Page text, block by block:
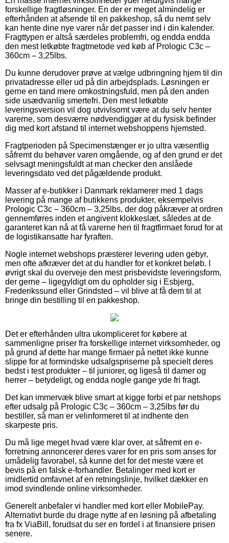
forskellige fragtløsninger. En der er meget almindelig er
efterhånden at afsende til en pakkeshop, så du nemt selv
kan hente dine nye varer når det passer ind i din kalender.
Fragttypen er altså særdeles problemfri, og endda endda
den mest letkøbte fragtmetode ved køb af Prologic C3c –
360cm – 3,25lbs.
Du kunne derudover prøve at vælge udbringning hjem til din
privatadresse eller ud på din arbejdsplads. Løsningen er
gerne en tand mere omkostningsfuld, men på den anden
side usædvanlig smertefri. Den mest letkøbte
leveringsversion vil dog utvivlsomt være at du selv henter
varerne, som desværre nødvendiggør at du fysisk befinder
dig med kort afstand til internet webshoppens hjemsted.
Fragtperioden på Specimenstænger er jo ultra væsentlig
såfremt du behøver varen omgående, og af den grund er det
selvsagt meningsfuldt at man checker den anslåede
leveringsdato ved det pågældende produkt.
Masser af e-butikker i Danmark reklamerer med 1 dags
levering på mange af butikkens produkter, eksempelvis
Prologic C3c – 360cm – 3,25lbs, der dog påkræver at ordren
gennemføres inden et angivent klokkeslæt, således at de
garanteret kan nå at få varerne hen til fragtfirmaet forud for at
de logistikansatte har fyraften.
Nogle internet webshops præsterer levering uden gebyr,
men ofte afkræver det at du handler for et konkret beløb. I
øvrigt skal du overveje den mest prisbevidste leveringsform,
der gerne – ligegyldigt om du opholder sig i Esbjerg,
Frederikssund eller Grindsted – vil blive at få dem til at
bringe din bestilling til en pakkeshop.
Det er efterhånden ultra ukompliceret for købere at
sammenligne priser fra forskellige internet virksomheder, og
på grund af dette har mange firmaer på nettet ikke kunne
slippe for at formindske udsalgspriserne på specielt deres
bedst i test produkter – til juniorer, og ligeså til damer og
herrer – betydeligt, og endda nogle gange yde fri fragt.
Det kan immervæk blive smart at kigge forbi et par netshops
efter udsalg på Prologic C3c – 360cm – 3,25lbs før du
bestiller, så man er velinformeret til at indhente den
skarpeste pris.
Du må lige meget hvad være klar over, at såfremt en e-
forretning annoncerer deres varer for en pris som anses for
umådelig favorabel, så kunne det for det meste være et
bevis på en falsk e-forhandler. Betalinger med kort er
imidlertid omfavnet af en retningslinje, hvilket dækker en
imod svindlende online virksomheder.
Generelt anbefaler vi handler med kort eller MobilePay.
Alternativt burde du drage nytte af en løsning på afbetaling
fra fx ViaBill, forudsat du ser en fordel i at finansiere prisen
senere.